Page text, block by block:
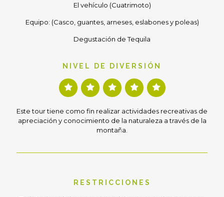
El vehículo (Cuatrimoto)
Equipo: (Casco, guantes, arneses, eslabones y poleas)
Degustación de Tequila
NIVEL DE DIVERSIÓN
Este tour tiene como fin realizar actividades recreativas de
apreciación y conocimiento de la naturaleza a través de la
montaña.
RESTRICCIONES